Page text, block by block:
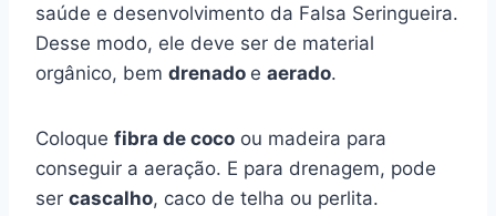
saúde e desenvolvimento da Falsa Seringueira.
Desse modo, ele deve ser de material
orgânico, bem drenado e aerado.
Coloque fibra de coco ou madeira para
conseguir a aeração. E para drenagem, pode
ser cascalho, caco de telha ou perlita.